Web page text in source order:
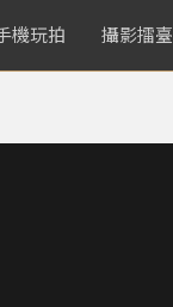
機玩拍 攝影擂臺